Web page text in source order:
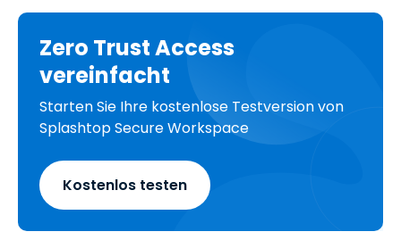
Zero Trust Access
vereinfacht
Starten Sie Ihre kostenlose Testversion von
Splashtop Secure Workspace
Kostenlos testen